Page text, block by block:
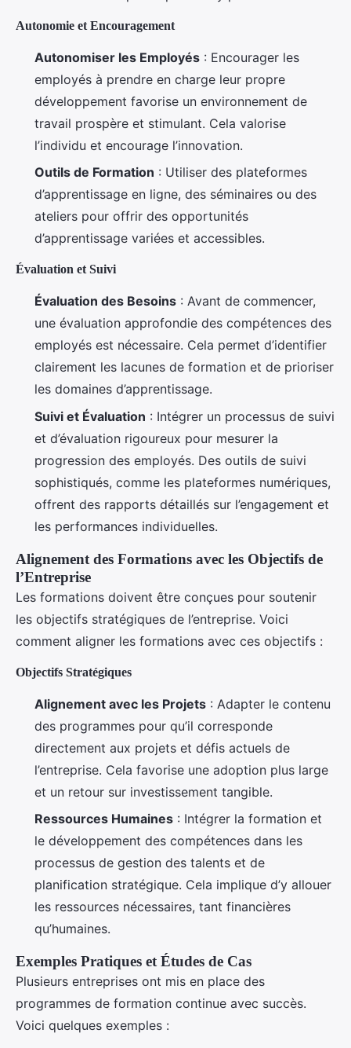
Autonomie et Encouragement
Autonomiser les Employés : Encourager les
employés à prendre en charge leur propre
développement favorise un environnement de
travail prospère et stimulant. Cela valorise
l’individu et encourage l’innovation.
Outils de Formation : Utiliser des plateformes
d’apprentissage en ligne, des séminaires ou des
ateliers pour offrir des opportunités
d’apprentissage variées et accessibles.
Évaluation et Suivi
Évaluation des Besoins : Avant de commencer,
une évaluation approfondie des compétences des
employés est nécessaire. Cela permet d’identifier
clairement les lacunes de formation et de prioriser
les domaines d’apprentissage.
Suivi et Évaluation : Intégrer un processus de suivi
et d’évaluation rigoureux pour mesurer la
progression des employés. Des outils de suivi
sophistiqués, comme les plateformes numériques,
offrent des rapports détaillés sur l’engagement et
les performances individuelles.
Alignement des Formations avec les Objectifs de
l’Entreprise
Les formations doivent être conçues pour soutenir
les objectifs stratégiques de l’entreprise. Voici
comment aligner les formations avec ces objectifs :
Objectifs Stratégiques
Alignement avec les Projets : Adapter le contenu
des programmes pour qu’il corresponde
directement aux projets et défis actuels de
l’entreprise. Cela favorise une adoption plus large
et un retour sur investissement tangible.
Ressources Humaines : Intégrer la formation et
le développement des compétences dans les
processus de gestion des talents et de
planification stratégique. Cela implique d’y allouer
les ressources nécessaires, tant financières
qu’humaines.
Exemples Pratiques et Études de Cas
Plusieurs entreprises ont mis en place des
programmes de formation continue avec succès.
Voici quelques exemples :